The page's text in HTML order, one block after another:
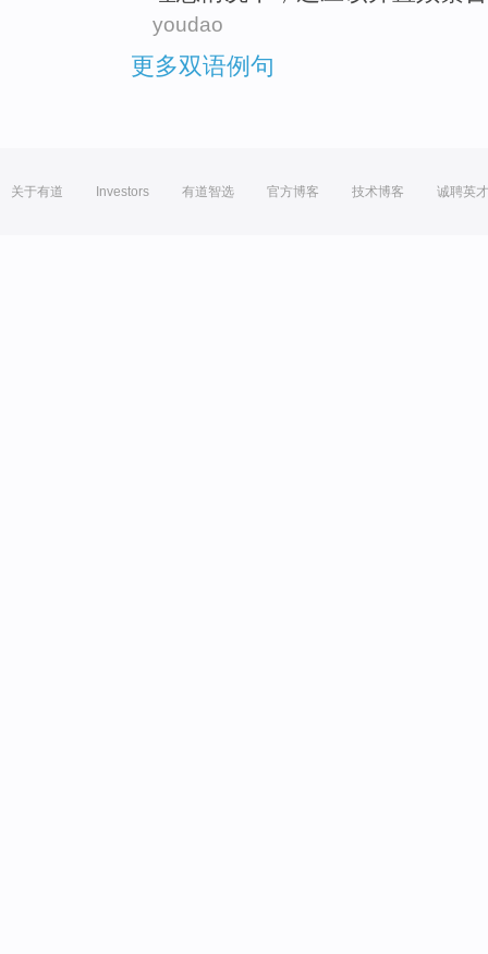
youdao
更多双语例句
关于有道 Investors 有道智选 官方博客 技术博客 诚聘英才